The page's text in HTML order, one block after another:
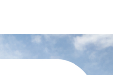
Wolontariat